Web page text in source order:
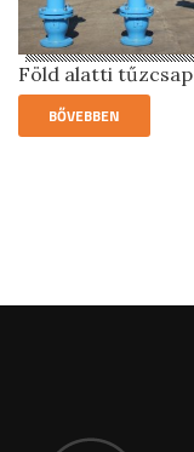
Föld alatti tűzcsap
BŐVEBBEN